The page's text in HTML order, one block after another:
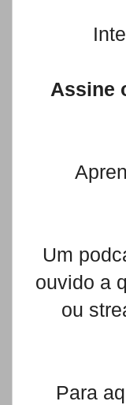
Assine
Um
ouvido a
ou
Para